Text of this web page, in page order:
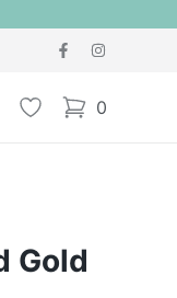
sisään
Toivelista 0
items in cart,
Gold